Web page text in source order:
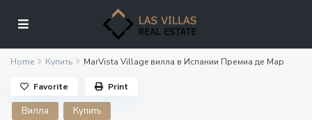
Home Купить MarVista Village вилла в Испании Премиа де Мар
Вилла Купить
Favorite Print